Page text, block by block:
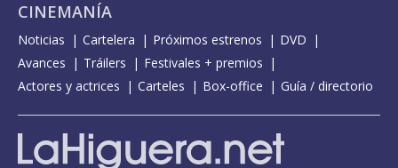
CINEMANÍA
Noticias Cartelera Próximos estrenos
DVD
Avances
Tráilers
Festivales + premios
Actores y actrices
Carteles Box-office Guía / directorio